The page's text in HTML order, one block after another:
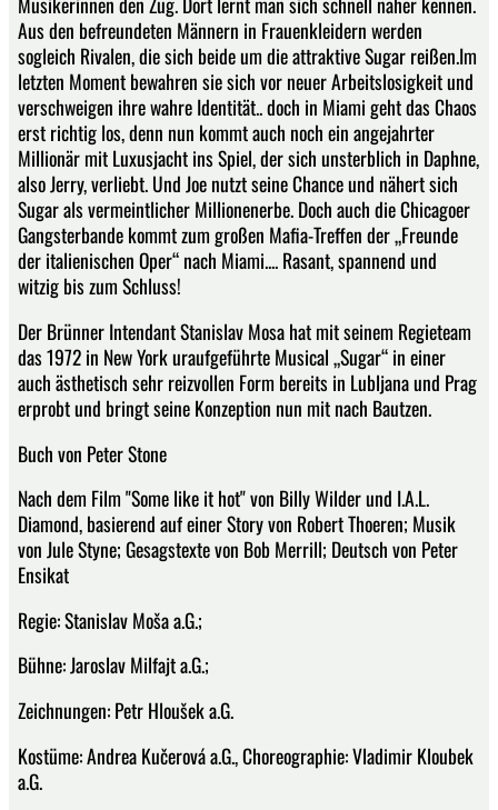
Aus den befreundeten Männern in Frauenkleidern werden
sogleich Rivalen, die sich beide um die attraktive Sugar reißen.Im
letzten Moment bewahren sie sich vor neuer Arbeitslosigkeit und
verschweigen ihre wahre Identität.. doch in Miami geht das Chaos
erst richtig los, denn nun kommt auch noch ein angejahrter
Millionär mit Luxusjacht ins Spiel, der sich unsterblich in Daphne,
also Jerry, verliebt. Und Joe nutzt seine Chance und nähert sich
Sugar als vermeintlicher Millionenerbe. Doch auch die Chicagoer
Gangsterbande kommt zum großen Mafia-Treffen der „Freunde
der italienischen Oper“ nach Miami.... Rasant, spannend und
witzig bis zum Schluss!
Der Brünner Intendant Stanislav Mosa hat mit seinem Regieteam
das 1972 in New York uraufgeführte Musical „Sugar“ in einer
auch ästhetisch sehr reizvollen Form bereits in Lubljana und Prag
erprobt und bringt seine Konzeption nun mit nach Bautzen.
Buch von Peter Stone
Nach dem Film "Some like it hot" von Billy Wilder und I.A.L.
Diamond, basierend auf einer Story von Robert Thoeren; Musik
von Jule Styne; Gesagstexte von Bob Merrill; Deutsch von Peter
Ensikat
Regie: Stanislav Moša a.G.;
Bühne: Jaroslav Milfajt a.G.;
Zeichnungen: Petr Hloušek a.G.
Kostüme: Andrea Kučerová a.G., Choreographie: Vladimir Kloubek
a.G.